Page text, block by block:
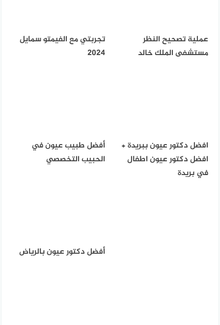
عملية تصحيح النظر
مستشفى الملك خالد
تجربتي مع الفيمتو سمايل
2024
افضل دكتور عيون ببريدة +
افضل دكتور عيون اطفال
في بريدة
أفضل طبيب عيون في
الحبيب التخصصي
أفضل دكتور عيون بالرياض